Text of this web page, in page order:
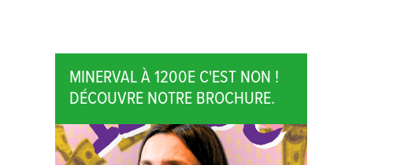
MINERVAL À 1200E C'EST NON !
DÉCOUVRE NOTRE BROCHURE.